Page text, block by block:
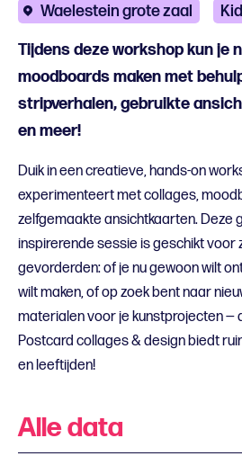
Waelestein grote zaal
Tijdens deze workshop kun je
moodboards maken met
stripverhalen, gebruikte
en meer!
Duik in een creatieve, hands-on
experimenteert met collages,
zelfgemaakte ansichtkaarten. Deze
inspirerende sessie is geschikt voor
gevorderden: of je nu gewoon wilt
wilt maken, of op zoek bent naar
materialen voor je kunstprojecten —
Postcard collages & design biedt
en leeftijden!
Alle data